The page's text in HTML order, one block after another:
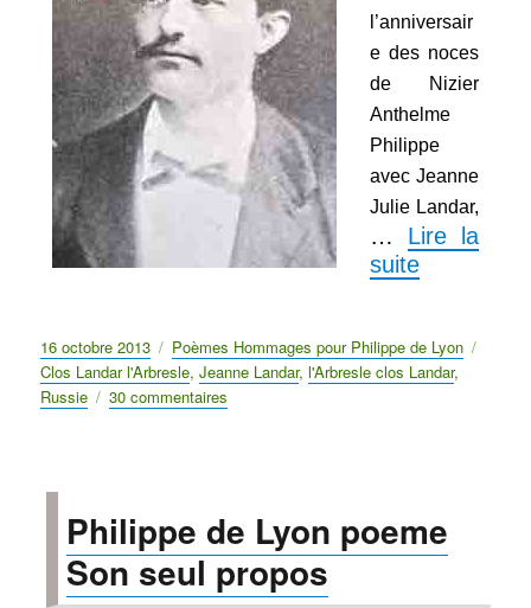
l’anniversair
e des noces
de Nizier
Anthelme
Philippe
avec Jeanne
Julie Landar,
… Lire la
suite
Publié
le
16 octobre 2013 Catégories
Poèmes Hommages pour Philippe de Lyon
Clos Landar l'Arbresle,Jeanne Landar,l'Arbresle clos Landar,
Russie
30 commentaires
résidence
d’été
de
Philippe
Philippe de Lyon poeme
Son seul propos